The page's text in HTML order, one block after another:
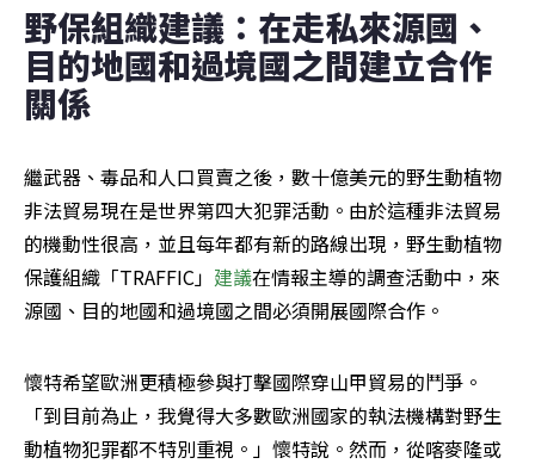
野保組織建議：在走私來源國、
目的地國和過境國之間建立合作
關係
繼武器、毒品和人口買賣之後，數十億美元的野生動植物
非法貿易現在是世界第四大犯罪活動。由於這種非法貿易
的機動性很高，並且每年都有新的路線出現，野生動植物
保護組織「TRAFFIC」 建議在情報主導的調查活動中，來
源國、目的地國和過境國之間必須開展國際合作。
懷特希望歐洲更積極參與打擊國際穿山甲貿易的鬥爭。
「到目前為止，我覺得大多數歐洲國家的執法機構對野生
動植物犯罪都不特別重視。」懷特說。然而，從喀麥隆或